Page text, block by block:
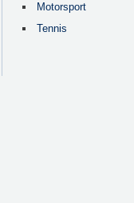
Motorsport
Tennis